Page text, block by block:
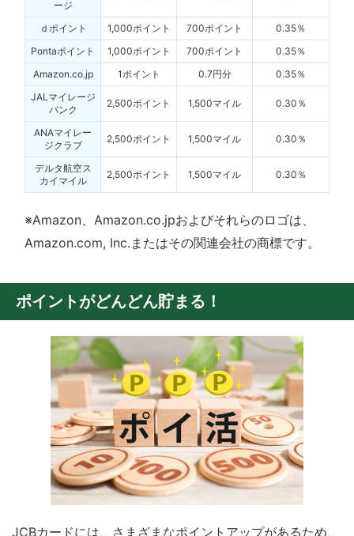
ージ
ｄポイント 1,000ポイント 700ポイント
0.35％
Pontaポイント
1,000ポイント 700ポイント
0.35％
Amazon.co.jp
1ポイント 0.7円分
0.35％
JALマイレージ
バンク
2,500ポイント 1,500マイル 0.30％
ANAマイレー
ジクラブ
2,500ポイント 1,500マイル 0.30％
デルタ航空ス
カイマイル
2,500ポイント 1,500マイル 0.30％
※Amazon、Amazon.co.jpおよびそれらのロゴは、
Amazon.com, Inc.またはその関連会社の商標です。
ポイントがどんどん貯まる！
JCBカードには、さまざまなポイントアップがあるため、